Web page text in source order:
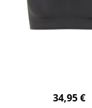
34,95 €